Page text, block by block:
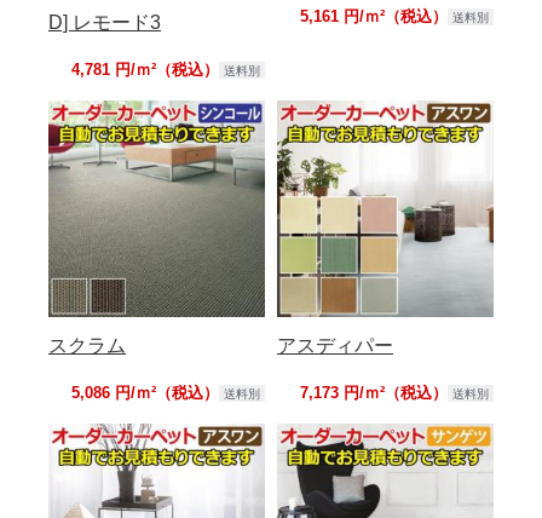
D] レモード3
4,781 円/ｍ²（税込） 送料別
5,161 円/ｍ²（税込） 送料別
スクラム
5,086 円/ｍ²（税込） 送料別
アスディパー
7,173 円/ｍ²（税込） 送料別